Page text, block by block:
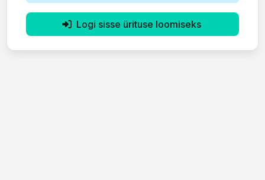
Logi sisse ürituse loomiseks